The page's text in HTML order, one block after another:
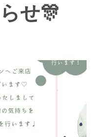
せ🎊